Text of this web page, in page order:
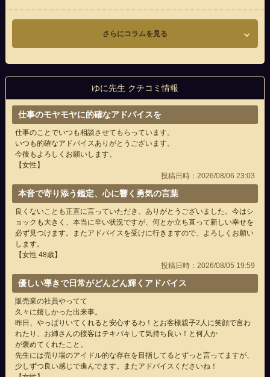
さらにコラムを見る
ゆに先生 クチコミ情報
仕事のモヤモヤに的確なアドバイスを
仕事のことでいつも相談させてもらっています。
いつも的確なアドバイスありがとうございます。
今後もよろしくお願いします。
【女性】
投稿日時：2026/08/06 23:03
本音で寄り添う鑑定、心に響く勇気の言葉
良くないことも正直に言っていただき、ありがとうございました。今はシ
ョックも大きく、本当に辛い状況ですが、何とか立ち直って新しい幸せを
必ず見つけます。またアドバイスを受けに行きますので、よろしくお願い
します。
【女性 48歳】
投稿日時：2026/08/05 19:59
優しい導きで日常がどんどん輝くアドバイス
販売業の社員やってて
久々に嬉しかった出来事。
昨日、やっぱりいてくれると安心するわ！とお客様親子2人に笑顔で言わ
れたり、お姉さんの接客はテキパキして気持ち良い！と何人か
が褒めてくれたこと。
先生には売り場のアイドル的な存在を目指してるとずっと言ってますが、
少しずつ良い感じで進んでます。またアドバイスくださいね！